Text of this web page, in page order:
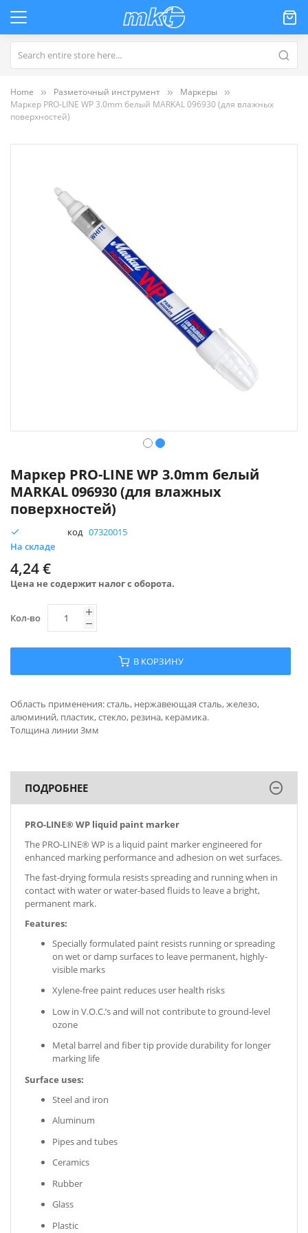
Home Разметочный инструмент
Маркеры
Маркер PRO-LINE WP 3.0mm белый MARKAL 096930 (для влажных
поверхностей)
Маркер PRO-LINE WP 3.0mm белый
MARKAL 096930 (для влажных
поверхностей)
На складе
код 07320015
4,24 €
Цена не содержит налог с оборота.
Кол-во
В КОРЗИНУ
Область применения: сталь, нержавеющая сталь, железо,
алюминий, пластик, стекло, резина, керамика.
Толщина линии 3мм
изображений
к
началу
галереи
изображений
ПОДРОБНЕЕ
PRO-LINE® WP liquid paint marker
The PRO-LINE® WP is a liquid paint marker engineered for
enhanced marking performance and adhesion on wet surfaces.
The fast-drying formula resists spreading and running when in
contact with water or water-based fluids to leave a bright,
permanent mark.
Features:
Specially formulated paint resists running or spreading
on wet or damp surfaces to leave permanent, highly-
visible marks
Xylene-free paint reduces user health risks
Low in V.O.C.’s and will not contribute to ground-level
ozone
Metal barrel and fiber tip provide durability for longer
marking life
Surface uses:
Steel and iron
Aluminum
Pipes and tubes
Ceramics
Rubber
Glass
Plastic